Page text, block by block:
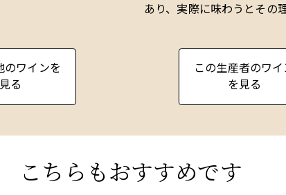
でエレガントな印象
ることで、濃密な果
なブリオッシュの風
広がるようになりま
のワインを
見る
あり、実際に味わうとその
16世紀に創業した「ルグ
ト・デ・ブラン最北端、世
持つシュイイ村を代表する
ワインはクラシカルなスト
この生産者のワイ
を見る
こちらもおすすめです